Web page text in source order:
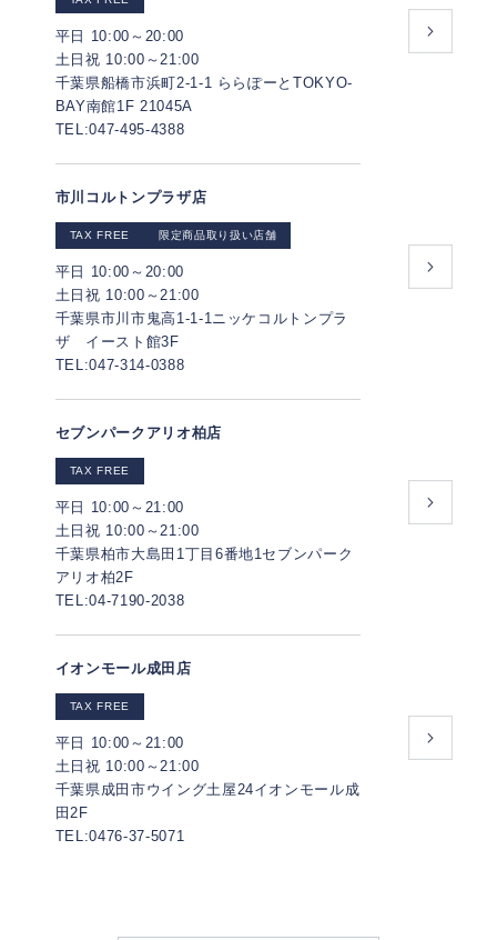
平日 10:00～20:00
土日祝 10:00～21:00
千葉県船橋市浜町2-1-1 ららぽーとTOKYO-
BAY南館1F 21045A
TEL:047-495-4388
市川コルトンプラザ店
TAX FREE 限定商品取り扱い店舗
平日 10:00～20:00
土日祝 10:00～21:00
千葉県市川市鬼高1-1-1ニッケコルトンプラ
ザ イースト館3F
TEL:047-314-0388
セブンパークアリオ柏店
TAX FREE
平日 10:00～21:00
土日祝 10:00～21:00
千葉県柏市大島田1丁目6番地1セブンパーク
アリオ柏2F
TEL:04-7190-2038
イオンモール成田店
TAX FREE
平日 10:00～21:00
土日祝 10:00～21:00
千葉県成田市ウイング土屋24イオンモール成
田2F
TEL:0476-37-5071